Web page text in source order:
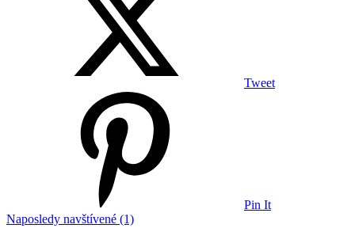
Tweet
Pin It
Naposledy navštívené (1)